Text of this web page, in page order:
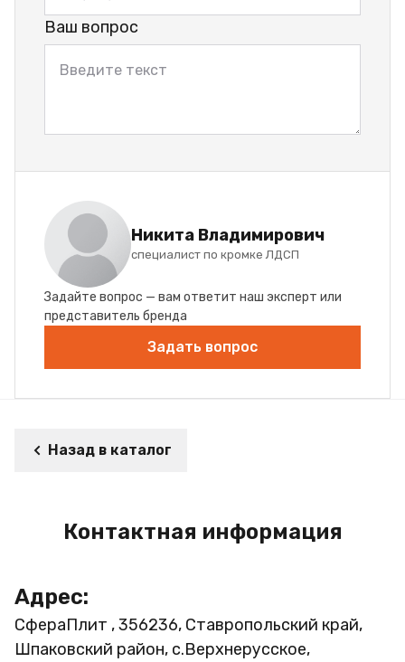
Ваш вопрос
Никита Владимирович
специалист по кромке ЛДСП
Задайте вопрос — вам ответит наш эксперт или
представитель бренда
Задать вопрос
Назад в каталог
Контактная информация
Адрес:
СфераПлит , 356236, Ставропольский край,
Шпаковский район, с.Верхнерусское,